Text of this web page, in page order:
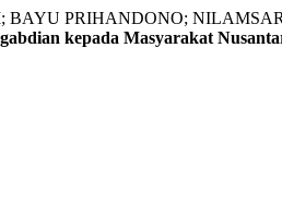
PRIHANDONO;
kepada Masyarakat